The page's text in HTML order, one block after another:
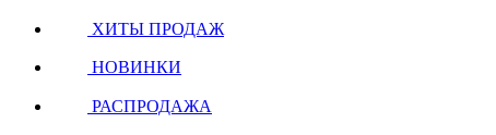
ХИТЫ ПРОДАЖ
НОВИНКИ
РАСПРОДАЖА